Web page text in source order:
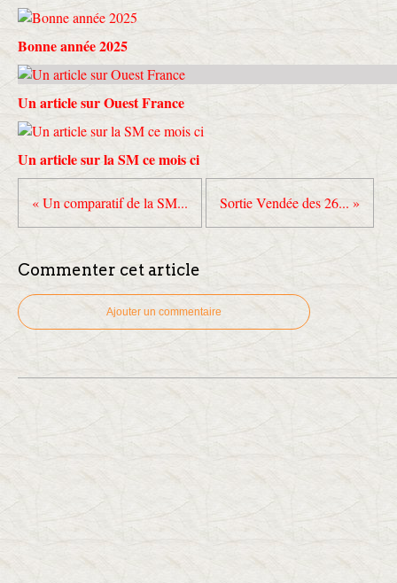
Bonne année 2025
Un article sur Ouest France
Un article sur la SM ce mois ci
« Un comparatif de la SM... Sortie Vendée des 26... »
Commenter cet article
Ajouter un commentaire